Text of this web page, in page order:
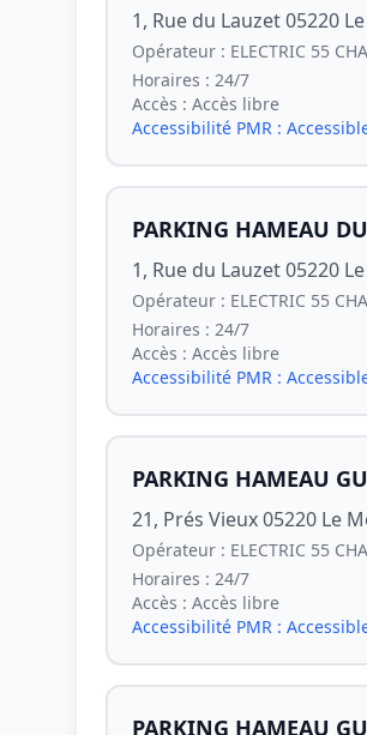
1, Rue du Lauzet 05220
Opérateur : ELECTRIC 55
Horaires : 24/7
Accès : Accès libre
Accessibilité PMR :
PARKING HAMEAU
1, Rue du Lauzet 05220
Opérateur : ELECTRIC 55
Horaires : 24/7
Accès : Accès libre
Accessibilité PMR :
PARKING HAMEAU
21, Prés Vieux 05220 Le
Opérateur : ELECTRIC 55
Horaires : 24/7
Accès : Accès libre
Accessibilité PMR :
PARKING HAMEAU